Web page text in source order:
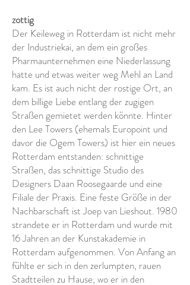
zottig
Der Keileweg in Rotterdam ist nicht mehr
der Industriekai, an dem ein großes
Pharmaunternehmen eine Niederlassung
hatte und etwas weiter weg Mehl an Land
kam. Es ist auch nicht der rostige Ort, an
dem billige Liebe entlang der zugigen
Straßen gemietet werden könnte. Hinter
den Lee Towers (ehemals Europoint und
davor die Ogem Towers) ist hier ein neues
Rotterdam entstanden: schnittige
Straßen, das schnittige Studio des
Designers Daan Roosegaarde und eine
Filiale der Praxis. Eine feste Größe in der
Nachbarschaft ist Joep van Lieshout. 1980
strandete er in Rotterdam und wurde mit
16 Jahren an der Kunstakademie in
Rotterdam aufgenommen. Von Anfang an
fühlte er sich in den zerlumpten, rauen
Stadtteilen zu Hause, wo er in den